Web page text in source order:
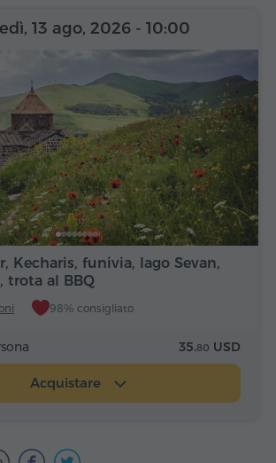
Kecharis, funivia, lago Sevan,
trota al BBQ
98% consigliato
13 ago, 2026 - 10:00
35.80 USD
Acquistare